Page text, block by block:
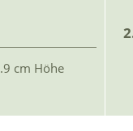
cm Höhe